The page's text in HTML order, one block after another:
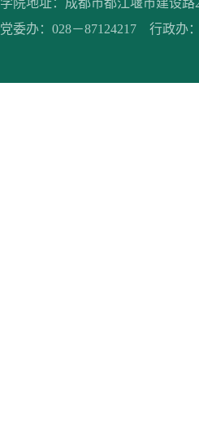
学院地址：成都市都江堰市建设
党委办：028－87124217 行政办